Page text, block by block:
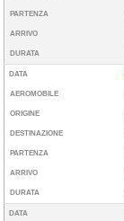
PARTENZA
ARRIVO
DURATA
DATA
AEROMOBILE
ORIGINE
DESTINAZIONE
PARTENZA
ARRIVO
DURATA
DATA